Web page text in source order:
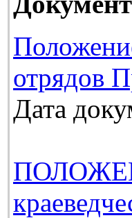
отрядов
Дата